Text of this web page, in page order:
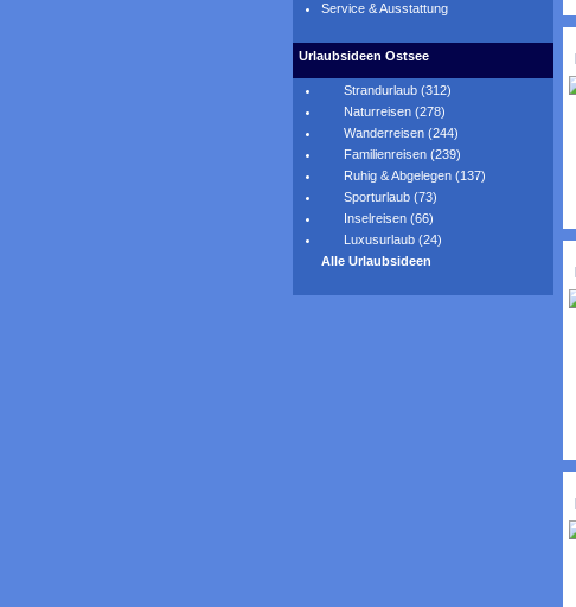
Service & Ausstattung
Urlaubsideen Ostsee
Strandurlaub (312)
Naturreisen (278)
Wanderreisen (244)
Familienreisen (239)
Ruhig & Abgelegen (137)
Sporturlaub (73)
Inselreisen (66)
Luxusurlaub (24)
Alle Urlaubsideen